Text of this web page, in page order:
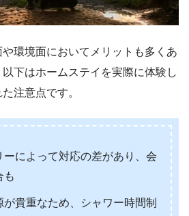
環境面においてメリットも多くあ
下はホームステイを実際に体験し
注意点です。
ーによって対応の差があり、会
も
が貴重なため、シャワー時間制